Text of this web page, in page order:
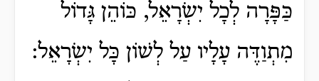
כַּפָּרָה לְכָל יִשְׂרָאֵל, כּוֹהֵן גָּדוֹל
מִתְוַדֶּה עָלָיו עַל לְשׁוֹן כָּל יִשְׂרָאֵל: